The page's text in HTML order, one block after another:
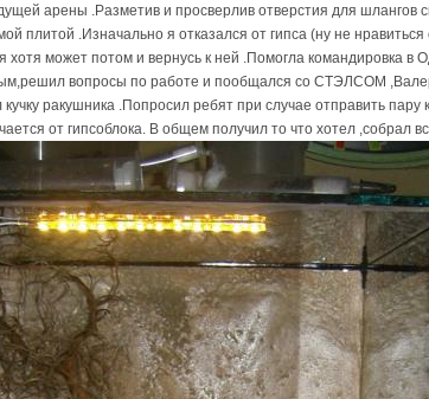
арены .Разметив и просверлив отверстия для шлангов
плитой .Изначально я отказался от гипса (ну не
хотя может потом и вернусь к ней .Помогла командировка в
вопросы по работе и пообщался со СТЭЛСОМ
ракушника .Попросил ребят при случае отправить пару
от гипсоблока. В общем получил то что хотел ,собрал